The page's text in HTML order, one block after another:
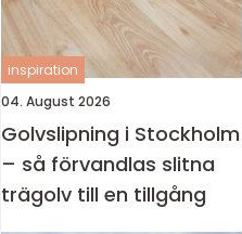
inspiration
04. August 2026
Golvslipning i Stockholm
– så förvandlas slitna
trägolv till en tillgång